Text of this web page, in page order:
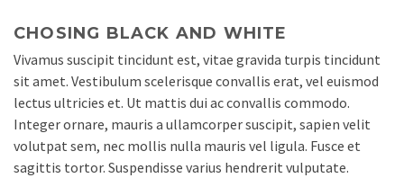
CHOSING BLACK AND WHITE
Vivamus suscipit tincidunt est, vitae gravida turpis tincidunt
sit amet. Vestibulum scelerisque convallis erat, vel euismod
lectus ultricies et. Ut mattis dui ac convallis commodo.
Integer ornare, mauris a ullamcorper suscipit, sapien velit
volutpat sem, nec mollis nulla mauris vel ligula. Fusce et
sagittis tortor. Suspendisse varius hendrerit vulputate.